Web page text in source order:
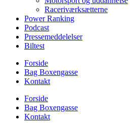
Raceriværksætterne
Power Ranking
Podcast
Pressemeddelelser
Biltest
Forside
Bag Boxengasse
Kontakt
Forside
Bag Boxengasse
Kontakt